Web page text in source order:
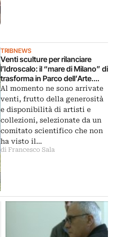
TRIBNEWS
Venti sculture per rilanciare
l’Idroscalo: il “mare di Milano” di
trasforma in Parco dell’Arte.
Con le opere dei vari Staccioli,
Varisco, Perez e Manzù; in
attesa si trovino i soldi per
produrre site-specific
Al momento ne sono arrivate
venti, frutto della generosità
e disponibilità di artisti e
collezioni, selezionate da un
comitato scientifico che non
ha visto il…
di Francesco Sala